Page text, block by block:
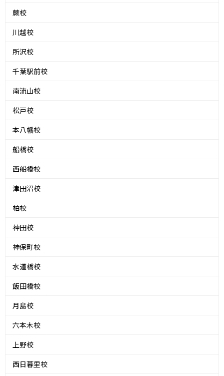
蕨校
川越校
所沢校
千葉駅前校
南流山校
松戸校
本八幡校
船橋校
西船橋校
津田沼校
柏校
神田校
神保町校
水道橋校
飯田橋校
月島校
六本木校
上野校
西日暮里校